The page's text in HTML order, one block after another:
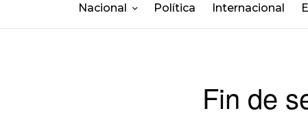
Nacional Política Internacional
Fin de